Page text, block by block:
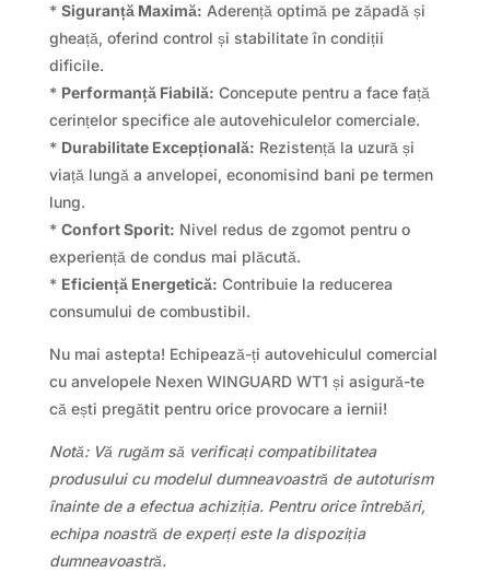
* Siguranță Maximă: Aderență optimă pe zăpadă și
gheață, oferind control și stabilitate în condiții
dificile.
* Performanță Fiabilă: Concepute pentru a face față
cerințelor specifice ale autovehiculelor comerciale.
* Durabilitate Excepțională: Rezistență la uzură și
viață lungă a anvelopei, economisind bani pe termen
lung.
* Confort Sporit: Nivel redus de zgomot pentru o
experiență de condus mai plăcută.
* Eficiență Energetică: Contribuie la reducerea
consumului de combustibil.
Nu mai astepta! Echipează-ți autovehiculul comercial
cu anvelopele Nexen WINGUARD WT1 și asigură-te
că ești pregătit pentru orice provocare a iernii!
Notă: Vă rugăm să verificați compatibilitatea
produsului cu modelul dumneavoastră de autoturism
înainte de a efectua achiziția. Pentru orice întrebări,
echipa noastră de experți este la dispoziția
dumneavoastră.